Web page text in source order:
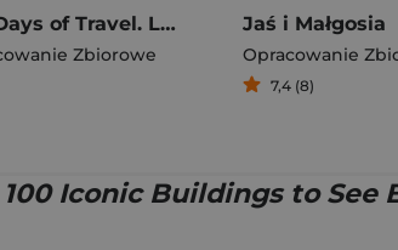
365 Days of Travel. Lonely Planet
Zbiorowe
Jaś i Małgosia
Opracowanie
7,4 (8)
100 Iconic Buildings to See